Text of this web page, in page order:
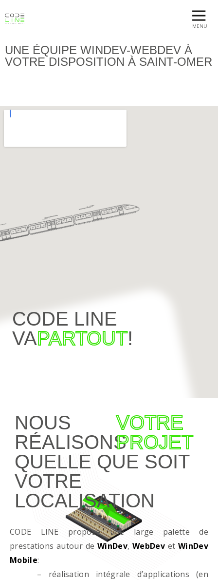
MENU
UNE ÉQUIPE WINDEV-WEBDEV À
VOTRE DISPOSITION À SAINT-OMER
CODE LINE
VAPARTOUT!
NOUS
RÉALISONS
VOTRE
PROJET
QUELLE QUE SOIT
VOTRE
LOCALISATION
CODE LINE propose une large palette de
prestations autour deWinDev,WebDevet WinDev
Mobile:
– réalisation intégrale d’applications (en